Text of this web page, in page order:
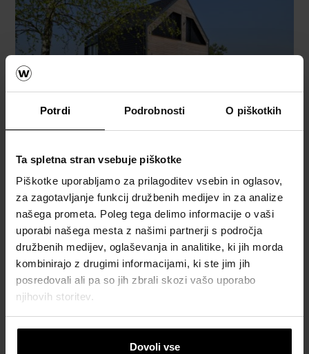
Potrdi Podrobnosti O piškotkih
Ta spletna stran vsebuje piškotke
Piškotke uporabljamo za prilagoditev vsebin in oglasov,
za zagotavljanje funkcij družbenih medijev in za analize
našega prometa. Poleg tega delimo informacije o vaši
uporabi našega mesta z našimi partnerji s področja
družbenih medijev, oglaševanja in analitike, ki jih morda
kombinirajo z drugimi informacijami, ki ste jim jih
posredovali ali pa so jih zbrali skozi vašo uporabo
njihovih storitev.
Dovoli vse